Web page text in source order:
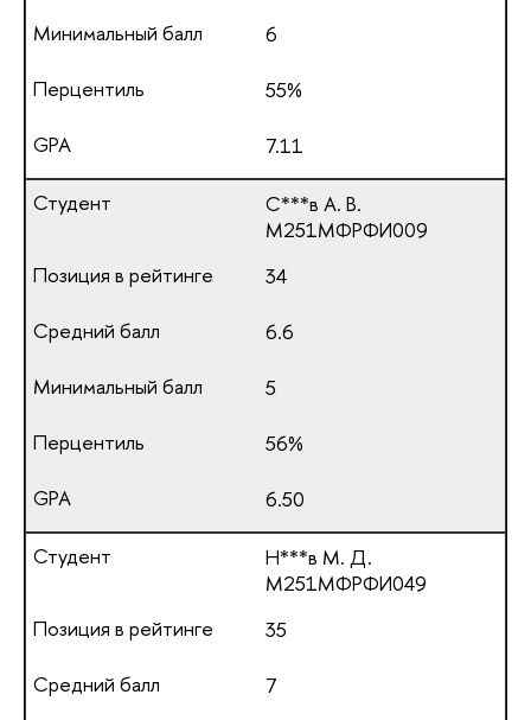
6
55%
7.11
С***в А. В.
М251МФРФИ009
34
6.6
5
56%
6.50
Н***в М. Д.
М251МФРФИ049
35
7